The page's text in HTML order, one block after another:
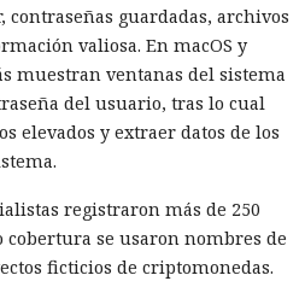
contraseñas guardadas, archivos
valiosa. En macOS y
muestran ventanas del sistema
del usuario, tras lo cual
elevados y extraer datos de los
registraron más de 250
cobertura se usaron nombres de
ficticios de criptomonedas.